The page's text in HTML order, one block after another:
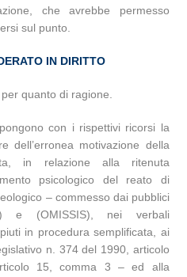
che avrebbe permesso
sul punto.
IN DIRITTO
quanto di ragione.
con i rispettivi ricorsi la
dell’erronea motivazione della
in relazione alla ritenuta
psicologico del reato di
– commesso dai pubblici
e (OMISSIS), nei verbali
in procedura semplificata, ai
n. 374 del 1990, articolo
15, comma 3 – ed alla